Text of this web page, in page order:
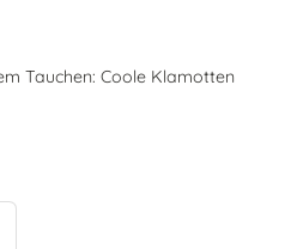
Tauchen: Coole Klamotten